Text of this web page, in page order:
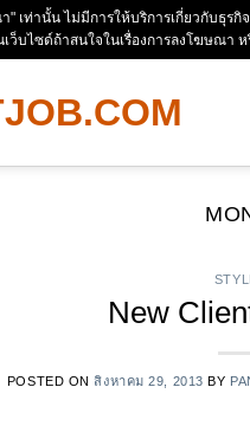
" เท่านั้น ไม่มีการให้บริการเกี่ยวกับธุ
บไซด์ถ้าสนใจในเรื่องการลงโฆษณา
New
POSTED ONสิงหาคม 29, 2013 BY